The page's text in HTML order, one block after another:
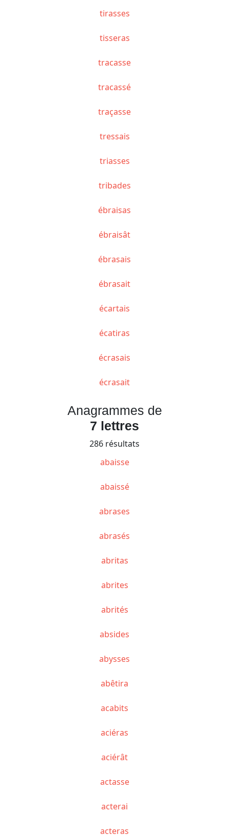
tirasses
tisseras
tracasse
tracassé
traçasse
tressais
triasses
tribades
ébraisas
ébraisât
ébrasais
ébrasait
écartais
écatiras
écrasais
écrasait
Anagrammes de
7 lettres
286 résultats
abaisse
abaissé
abrases
abrasés
abritas
abrites
abrités
absides
abysses
abêtira
acabits
aciéras
aciérât
actasse
acterai
acteras